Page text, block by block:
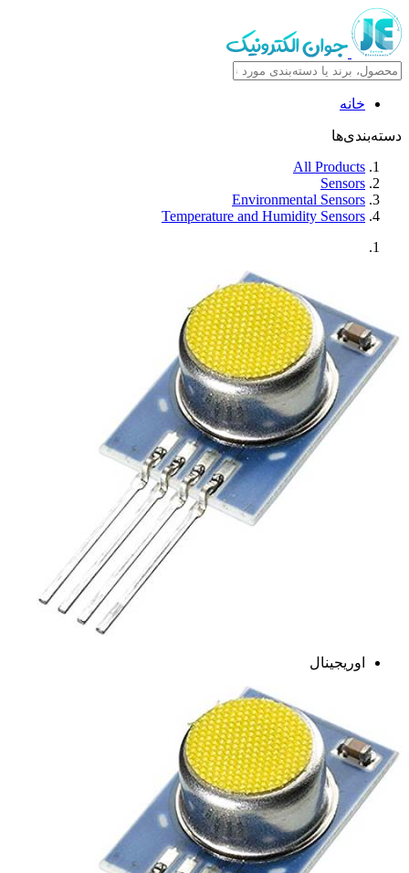
خانه
دسته‌بندی‌ها
All Products
Sensors
Environmental Sensors
Temperature and Humidity Sensors
اوریجینال